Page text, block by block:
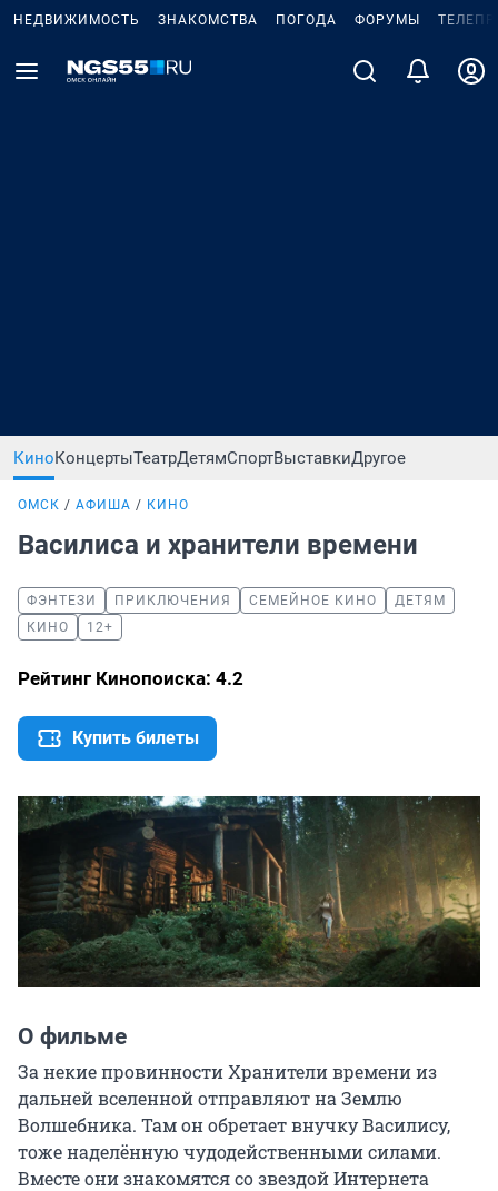
НЕДВИЖИМОСТЬ ЗНАКОМСТВА ПОГОДА ФОРУМЫ
КиноКонцертыТеатрДетямСпортВыставкиДругое
ОМСК АФИША КИНО
Василиса и хранители времени
ФЭНТЕЗИ ПРИКЛЮЧЕНИЯ СЕМЕЙНОЕ КИНО
ДЕТЯМ
КИНО
12+
Рейтинг Кинопоиска: 4.2
Купить билеты
О фильме
За некие провинности Хранители времени из
дальней вселенной отправляют на Землю
Волшебника. Там он обретает внучку Василису,
тоже наделённую чудодейственными силами.
Вместе они знакомятся со звездой Интернета